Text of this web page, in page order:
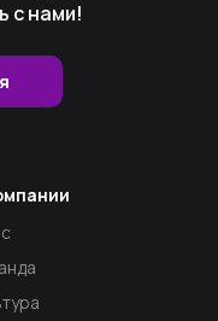
с нами!